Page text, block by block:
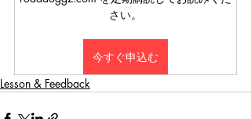
さい。
今すぐ申込む
Lesson & Feedback